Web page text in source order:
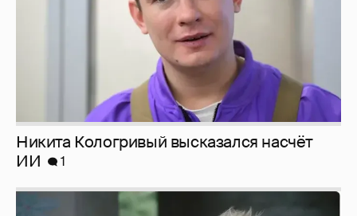
Никита Кологривый высказался насчёт
ИИ
1